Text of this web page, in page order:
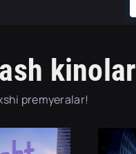
kinolar
premyeralar!